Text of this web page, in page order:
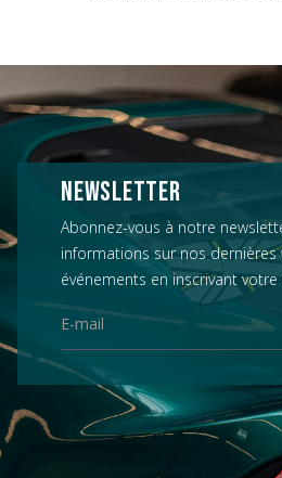
NEWSLETTER
Abonnez-vous à notre
informations sur nos dernières
événements en inscrivant